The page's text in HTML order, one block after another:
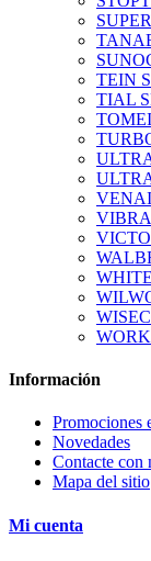
TEIN
TIAL
TOMEI
Información
Promociones
Novedades
Contacte con
Mapa del sitio
Mi cuenta